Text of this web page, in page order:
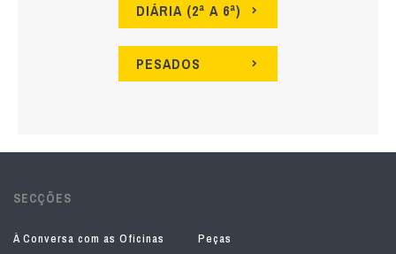
DIÁRIA (2ª A 6ª)
PESADOS
SECÇÕES
À Conversa com as Oficinas
Peças